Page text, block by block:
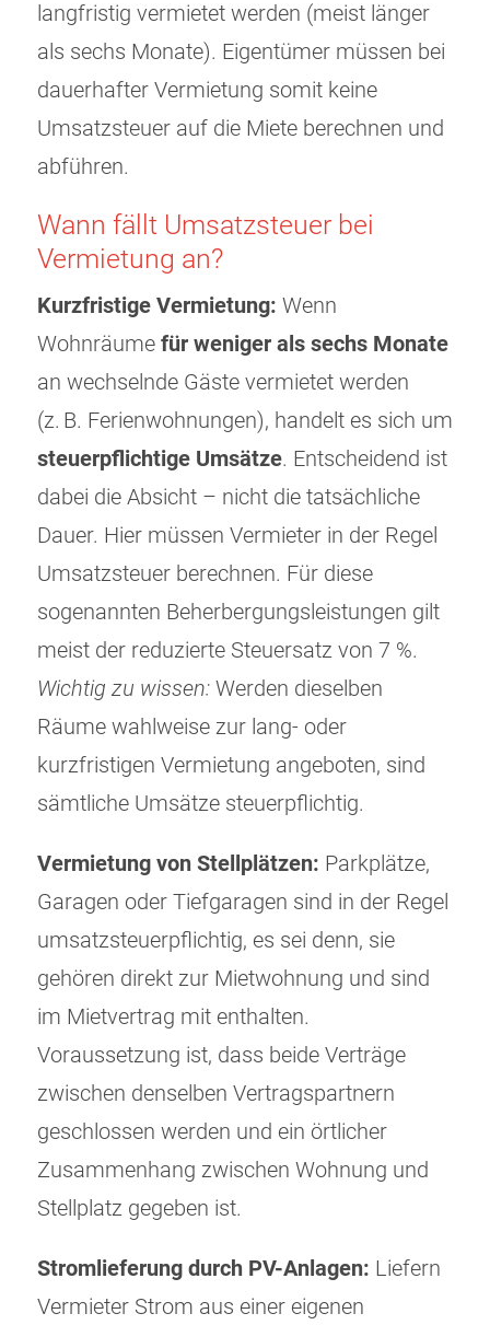
langfristig vermietet werden (meist länger
als sechs Monate). Eigentümer müssen bei
dauerhafter Vermietung somit keine
Umsatzsteuer auf die Miete berechnen und
abführen.
Wann fällt Umsatzsteuer bei
Vermietung an?
Kurzfristige Vermietung: Wenn
Wohnräume für weniger als sechs Monate
an wechselnde Gäste vermietet werden
(z. B. Ferienwohnungen), handelt es sich um
steuerpflichtige Umsätze. Entscheidend ist
dabei die Absicht – nicht die tatsächliche
Dauer. Hier müssen Vermieter in der Regel
Umsatzsteuer berechnen. Für diese
sogenannten Beherbergungsleistungen gilt
meist der reduzierte Steuersatz von 7 %.
Wichtig zu wissen: Werden dieselben
Räume wahlweise zur lang- oder
kurzfristigen Vermietung angeboten, sind
sämtliche Umsätze steuerpflichtig.
Vermietung von Stellplätzen: Parkplätze,
Garagen oder Tiefgaragen sind in der Regel
umsatzsteuerpflichtig, es sei denn, sie
gehören direkt zur Mietwohnung und sind
im Mietvertrag mit enthalten.
Voraussetzung ist, dass beide Verträge
zwischen denselben Vertragspartnern
geschlossen werden und ein örtlicher
Zusammenhang zwischen Wohnung und
Stellplatz gegeben ist.
Stromlieferung durch PV-Anlagen: Liefern
Vermieter Strom aus einer eigenen